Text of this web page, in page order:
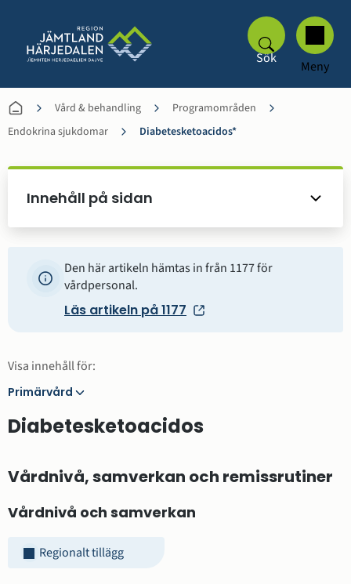
Sök Meny
Vård & behandling
Programområden
Endokrina sjukdomar
Diabetesketoacidos*
Innehåll på sidan
Den här artikeln hämtas in från 1177 för
vårdpersonal.
Läs artikeln på 1177
Visa innehåll för:
Primärvård
Primärvård
Diabetesketoacidos
Vårdnivå, samverkan och remissrutiner
Vårdnivå och samverkan
Regionalt tillägg